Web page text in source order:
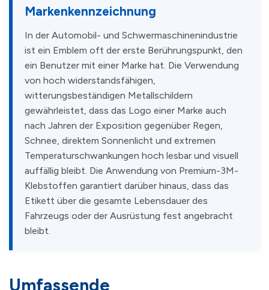
Markenkennzeichnung
In der Automobil- und Schwermaschinenindustrie
ist ein Emblem oft der erste Berührungspunkt, den
ein Benutzer mit einer Marke hat. Die Verwendung
von hoch widerstandsfähigen,
witterungsbeständigen Metallschildern
gewährleistet, dass das Logo einer Marke auch
nach Jahren der Exposition gegenüber Regen,
Schnee, direktem Sonnenlicht und extremen
Temperaturschwankungen hoch lesbar und visuell
auffällig bleibt. Die Anwendung von Premium-3M-
Klebstoffen garantiert darüber hinaus, dass das
Etikett über die gesamte Lebensdauer des
Fahrzeugs oder der Ausrüstung fest angebracht
bleibt.
Umfassende